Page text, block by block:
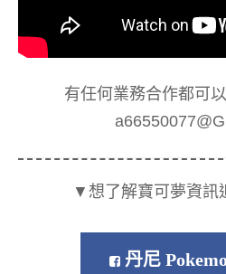
有任何業務合作都可
▼想了解寶可夢資訊
丹尼